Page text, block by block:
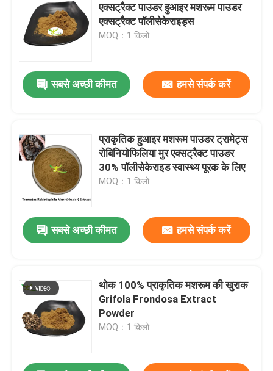
एक्सट्रैक्ट पाउडर हुआइर मशरूम पाउडर
एक्सट्रैक्ट पॉलीसेकेराइड्स
MOQ：1 किलो
सबसे अच्छी कीमत हमसे संपर्क करें
प्राकृतिक हुआइर मशरूम पाउडर ट्रामेट्स
रोबिनियोफिलिया मुर एक्सट्रैक्ट पाउडर
30% पॉलीसेकेराइड स्वास्थ्य पूरक के लिए
MOQ：1 किलो
सबसे अच्छी कीमत हमसे संपर्क करें
थोक 100% प्राकृतिक मशरूम की खुराक
Grifola Frondosa Extract
Powder
MOQ：1 किलो